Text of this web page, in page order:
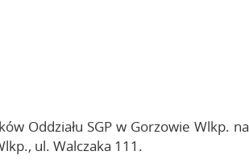
Oddziału SGP w Gorzowie Wlkp. na
ul. Walczaka 111.